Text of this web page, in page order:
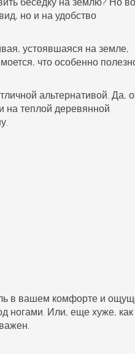
но и на удобство
устоявшаяся на земле,
что особенно
альтернативой. Да,
на теплой деревянной
в вашем комфорте и
ногами. Или, еще хуже, как